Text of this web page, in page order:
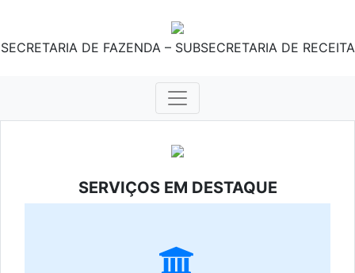
SECRETARIA DE FAZENDA – SUBSECRETARIA DE RECEITA
SERVIÇOS EM DESTAQUE